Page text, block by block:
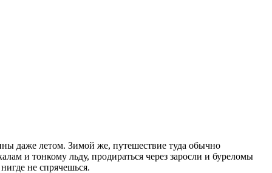
даже летом. Зимой же, путешествие туда обычно
и тонкому льду, продираться через заросли и буреломы
не спрячешься.